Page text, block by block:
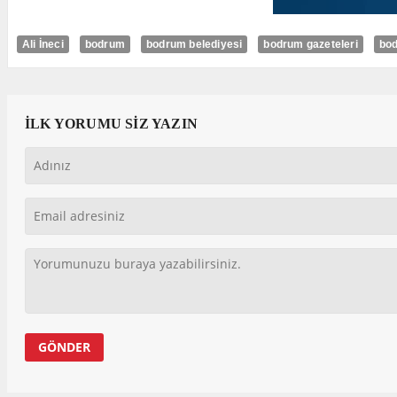
Ali İneci bodrum bodrum belediyesi bodrum gazeteleri
İLK YORUMU SİZ YAZIN